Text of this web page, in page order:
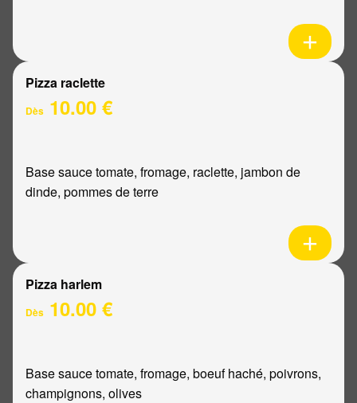
Pizza raclette
Dès 10.00 €
Base sauce tomate, fromage, raclette, jambon de
dinde, pommes de terre
Pizza harlem
Dès 10.00 €
Base sauce tomate, fromage, boeuf haché, poivrons,
champignons, olives